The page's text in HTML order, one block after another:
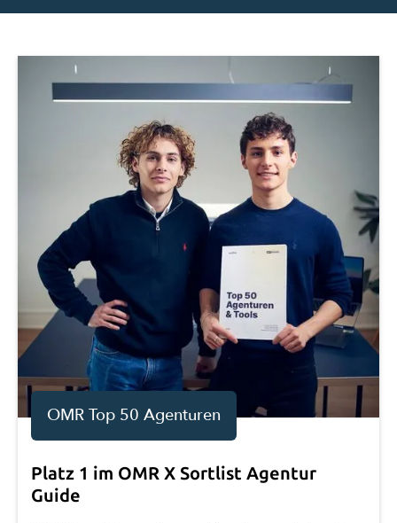
OMR Top 50 Agenturen
Platz 1 im OMR X Sortlist Agentur
Guide